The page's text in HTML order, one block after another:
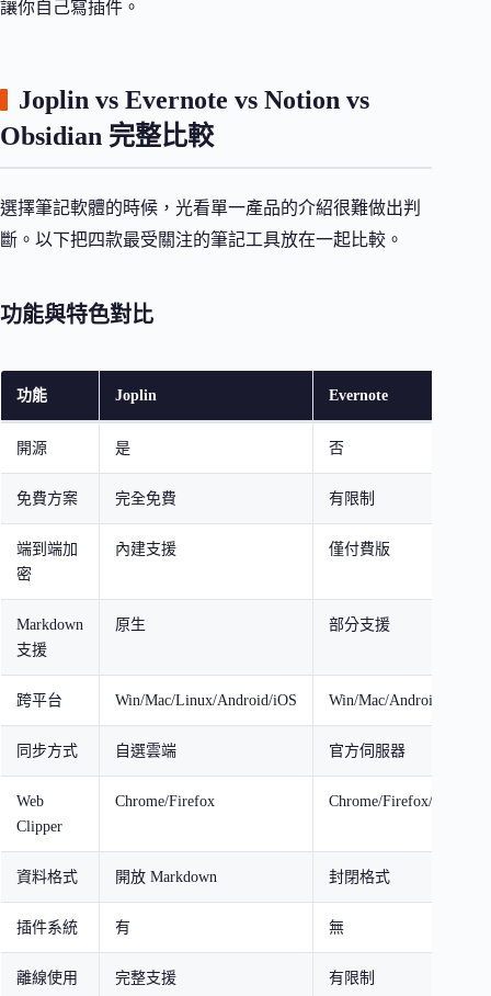
讓你自己寫插件。
Joplin vs Evernote vs Notion vs
Obsidian 完整比較
選擇筆記軟體的時候，光看單一產品的介紹很難做出判
斷。以下把四款最受關注的筆記工具放在一起比較。
功能與特色對比
功能 Joplin Evernote
開源 是 否
免費方案 完全免費 有限制
端到端加
密
內建支援 僅付費版
Markdown
支援
原生 部分支援
跨平台 Win/Mac/Linux/Android/iOS Win/Mac/Android/iOS
同步方式 自選雲端 官方伺服器
Web
Clipper
Chrome/Firefox Chrome/Firefox/Safari
資料格式 開放 Markdown 封閉格式
插件系統 有 無
離線使用 完整支援 有限制